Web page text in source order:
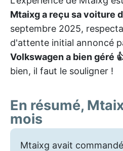
Mtaixg a reçu sa voiture
septembre 2025,
d'attente initial annoncé
Volkswagen a bien géré
bien, il faut le souligner !
En résumé,
mois
Mtaixg avait